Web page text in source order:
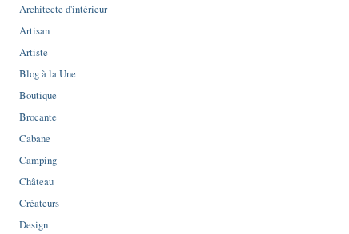
Architecte d'intérieur
Artisan
Artiste
Blog à la Une
Boutique
Brocante
Cabane
Camping
Château
Créateurs
Design